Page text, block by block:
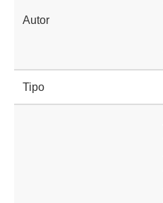
Autor
Tipo